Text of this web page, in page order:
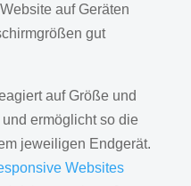
auf Geräten
gut
auf Größe und
ermöglicht so die
jeweiligen Endgerät.
Websites